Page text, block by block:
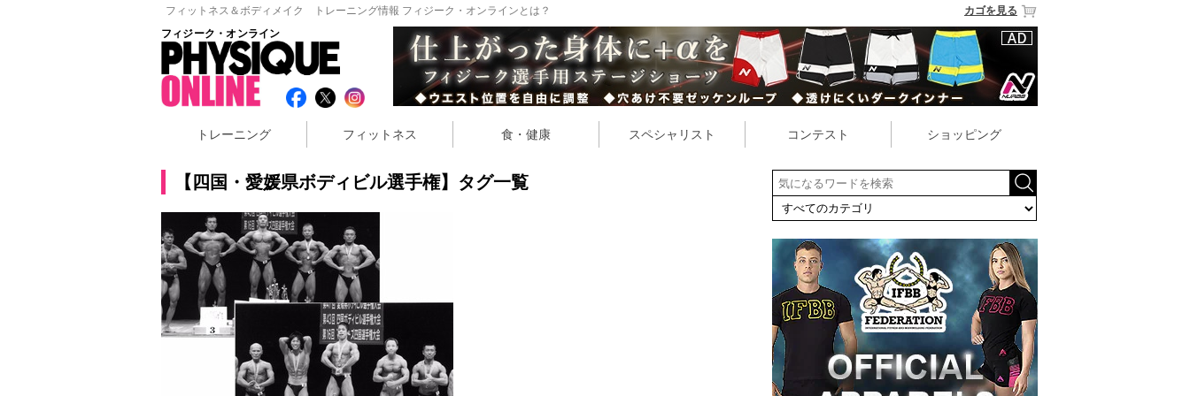
フィットネス＆ボディメイク トレーニング情報 フィジーク・オンラインとは？
カゴを見る
フィジーク・オンライン
トレーニング フィットネス 食・健康 スペシャリスト コンテスト ショッピング
【四国・愛媛県ボディビル選手権】タグ一覧